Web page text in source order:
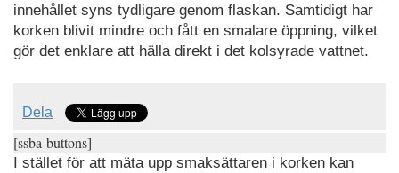
innehållet syns tydligare genom flaskan. Samtidigt har
korken blivit mindre och fått en smalare öppning, vilket
gör det enklare att hälla direkt i det kolsyrade vattnet.
Dela
[ssba-buttons]
I stället för att mäta upp smaksättaren i korken kan